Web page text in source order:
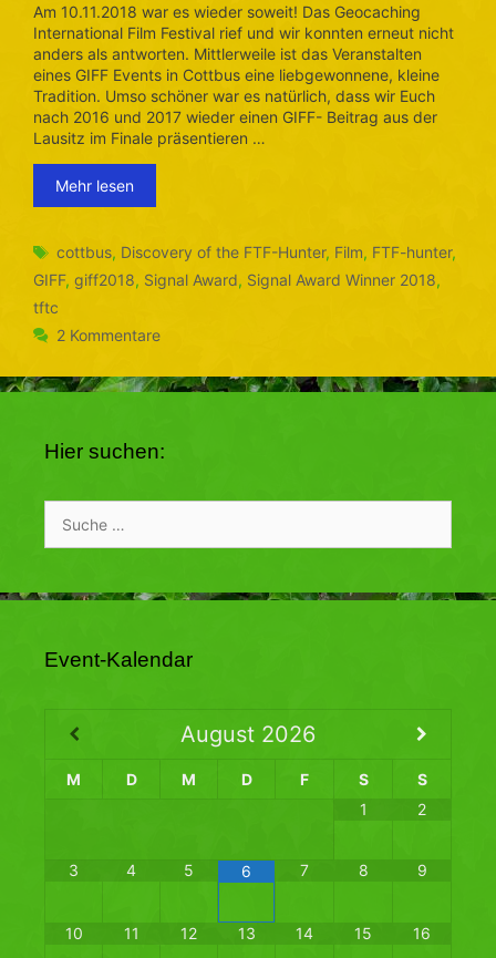
Am 10.11.2018 war es wieder soweit! Das Geocaching
International Film Festival rief und wir konnten erneut nicht
anders als antworten. Mittlerweile ist das Veranstalten
eines GIFF Events in Cottbus eine liebgewonnene, kleine
Tradition. Umso schöner war es natürlich, dass wir Euch
nach 2016 und 2017 wieder einen GIFF- Beitrag aus der
Lausitz im Finale präsentieren …
Mehr lesen
Schlagwörter
cottbus, Discovery of the FTF-Hunter, Film, FTF-hunter,
GIFF, giff2018, Signal Award, Signal Award Winner 2018,
tftc
2 Kommentare
Hier suchen:
nach:
Event-Kalendar
August 2026
M D M D F S
S
1
2
3 4 5 6 7 8 9
10 11 12 13 14 15 16